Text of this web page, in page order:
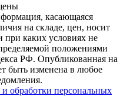
касающаяся
на складе, цен, носит
каких условиях не
положениями
РФ. Опубликованная на
быть изменена в любое
обработки персональных